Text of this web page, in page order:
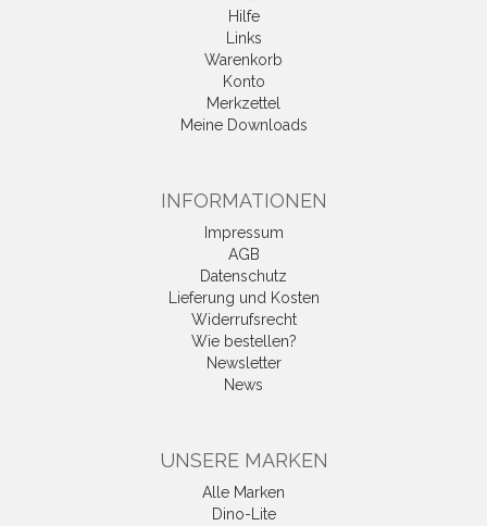
Hilfe
Links
Warenkorb
Konto
Merkzettel
Meine Downloads
INFORMATIONEN
Impressum
AGB
Datenschutz
Lieferung und Kosten
Widerrufsrecht
Wie bestellen?
Newsletter
News
UNSERE MARKEN
Alle Marken
Dino-Lite